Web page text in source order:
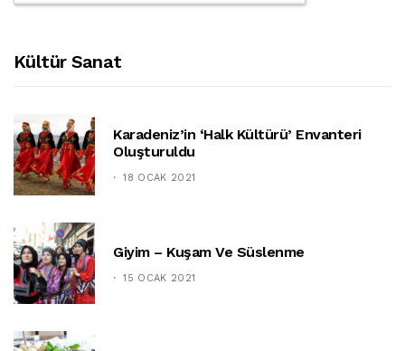
Kültür Sanat
Karadeniz’in ‘halk Kültürü’ Envanteri
Oluşturuldu
18 OCAK 2021
Giyim – Kuşam Ve Süslenme
15 OCAK 2021